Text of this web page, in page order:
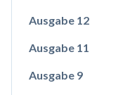
Ausgabe 12
Ausgabe 11
Ausgabe 9